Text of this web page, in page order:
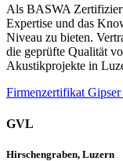
Als BASWA
Expertise und das
Niveau zu bieten.
die geprüfte Qualität
Akustikprojekte in
Firmenzertifikat
GVL
Hirschengraben, Luzern